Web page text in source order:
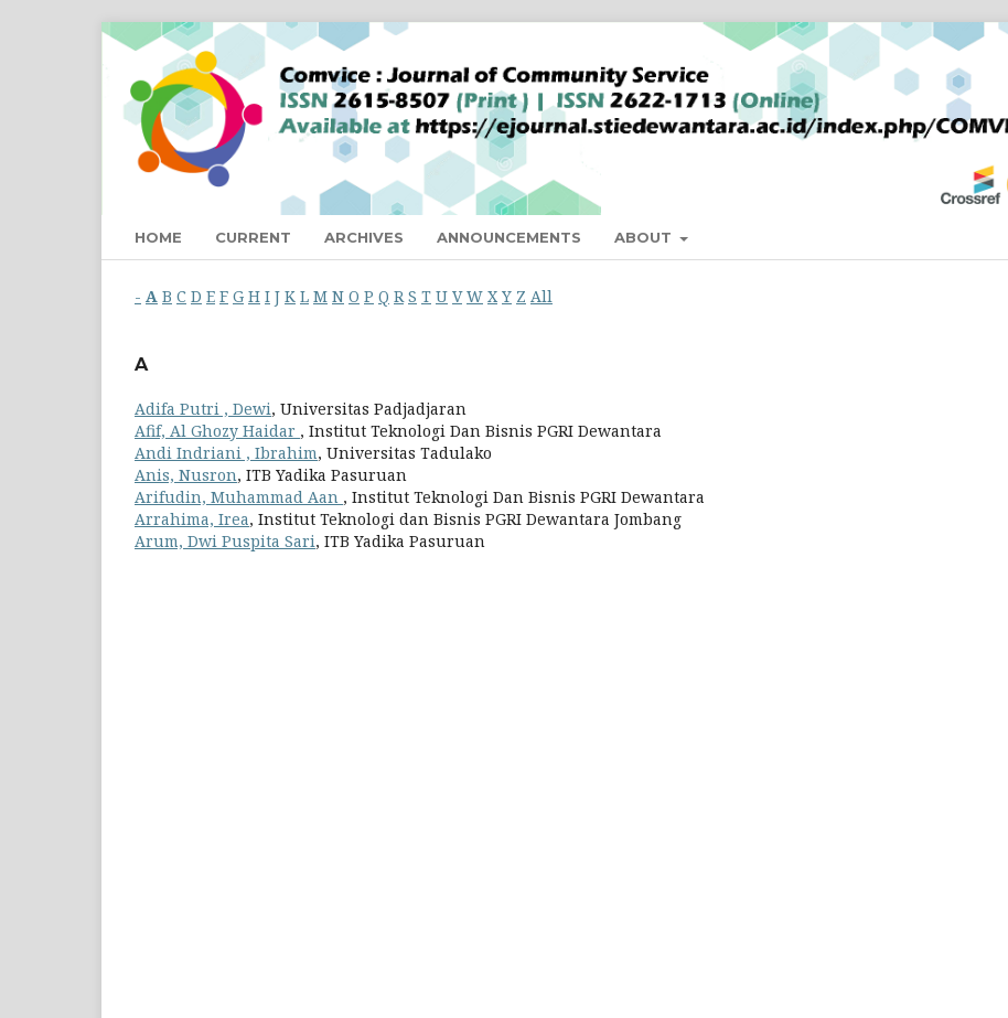
HOME CURRENT ARCHIVES ANNOUNCEMENTS ABOUT
- A B C D E F G H I J K L M N O P Q R S T U V W X Y Z All
A
Adifa Putri , Dewi, Universitas Padjadjaran
Afif, Al Ghozy Haidar , Institut Teknologi Dan Bisnis PGRI Dewantara
Andi Indriani , Ibrahim, Universitas Tadulako
Anis, Nusron, ITB Yadika Pasuruan
Arifudin, Muhammad Aan , Institut Teknologi Dan Bisnis PGRI Dewantara
Arrahima, Irea, Institut Teknologi dan Bisnis PGRI Dewantara Jombang
Arum, Dwi Puspita Sari, ITB Yadika Pasuruan